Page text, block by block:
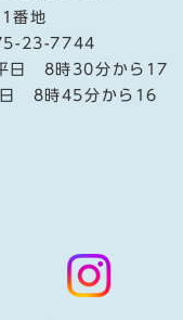
番地
23-7744
日 8時30分から17
日 8時45分から16